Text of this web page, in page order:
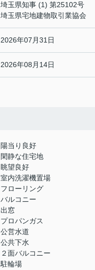
埼玉県知事 (1) 第25102号
埼玉県宅地建物取引業協会
2026年07月31日
2026年08月14日
陽当り良好
閑静な住宅地
眺望良好
室内洗濯機置場
フローリング
バルコニー
出窓
プロパンガス
公営水道
公共下水
２面バルコニー
駐輪場